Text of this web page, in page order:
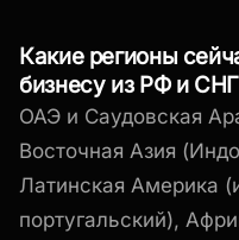
Какие регионы
бизнесу из РФ и
ОАЭ и Саудовская
Восточная Азия
Латинская Америка
португальский),